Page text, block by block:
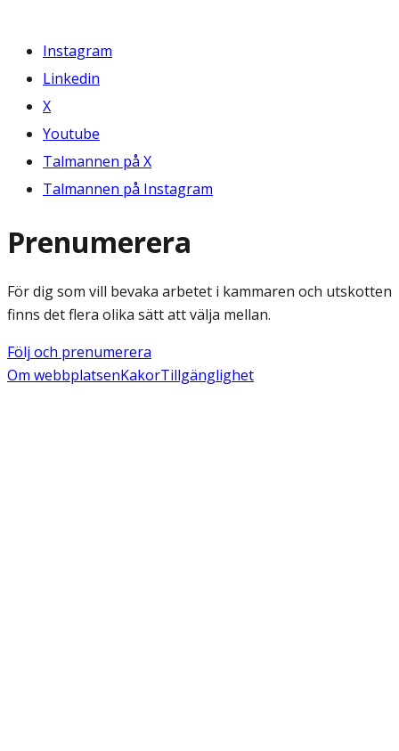
Instagram
Linkedin
X
Youtube
Talmannen på X
Talmannen på Instagram
Prenumerera
För dig som vill bevaka arbetet i kammaren och utskotten
finns det flera olika sätt att välja mellan.
Följ och prenumerera
Om webbplatsenKakorTillgänglighet